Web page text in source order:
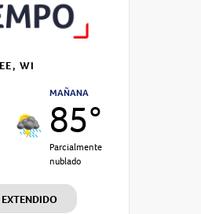
WI
MAÑANA
85°
Parcialmente
nublado